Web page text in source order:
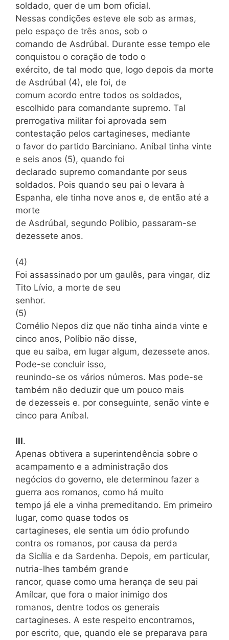
soldado, quer de um bom oficial.
Nessas condições esteve ele sob as armas,
pelo espaço de três anos, sob o
comando de Asdrúbal. Durante esse tempo ele
conquistou o coração de todo o
exército, de tal modo que, logo depois da morte
de Asdrúbal (4), ele foi, de
comum acordo entre todos os soldados,
escolhido para comandante supremo. Tal
prerrogativa militar foi aprovada sem
contestação pelos cartagineses, mediante
o favor do partido Barciniano. Aníbal tinha vinte
e seis anos (5), quando foi
declarado supremo comandante por seus
soldados. Pois quando seu pai o levara à
Espanha, ele tinha nove anos e, de então até a
morte
de Asdrúbal, segundo Polibio, passaram-se
dezessete anos.
(4)
Foi assassinado por um gaulês, para vingar, diz
Tito Lívio, a morte de seu
senhor.
(5)
Cornélio Nepos diz que não tinha ainda vinte e
cinco anos, Políbio não disse,
que eu saiba, em lugar algum, dezessete anos.
Pode-se concluir isso,
reunindo-se os vários números. Mas pode-se
também não deduzir que um pouco mais
de dezesseis e. por conseguinte, senão vinte e
cinco para Aníbal.
III.
Apenas obtivera a superintendência sobre o
acampamento e a administração dos
negócios do governo, ele determinou fazer a
guerra aos romanos, como há muito
tempo já ele a vinha premeditando. Em primeiro
lugar, como quase todos os
cartagineses, ele sentia um ódio profundo
contra os romanos, por causa da perda
da Sicília e da Sardenha. Depois, em particular,
nutria-lhes também grande
rancor, quase como uma herança de seu pai
Amílcar, que fora o maior inimigo dos
romanos, dentre todos os generais
cartagineses. A este respeito encontramos,
por escrito, que, quando ele se preparava para